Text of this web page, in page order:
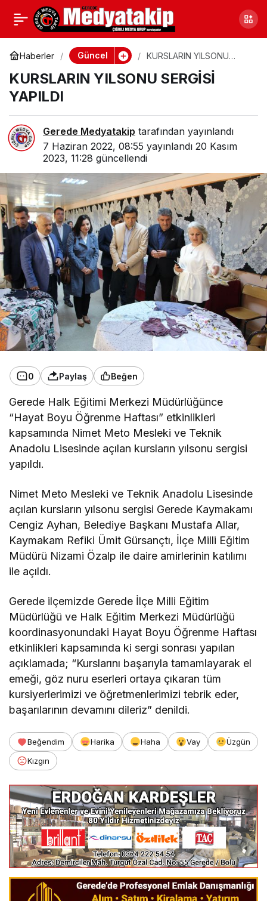
Haberler Güncel
KURSLARIN YILSONU
KURSLARIN YILSONU SERGİSİ
YAPILDI
Gerede Medyatakip tarafından yayınlandı
7 Haziran 2022, 08:55 yayınlandı 20 Kasım
2023, 11:28 güncellendi
0 Paylaş Beğen
Gerede Halk Eğitimi Merkezi Müdürlüğünce
“Hayat Boyu Öğrenme Haftası” etkinlikleri
kapsamında Nimet Meto Mesleki ve Teknik
Anadolu Lisesinde açılan kursların yılsonu sergisi
yapıldı.
Nimet Meto Mesleki ve Teknik Anadolu Lisesinde
açılan kursların yılsonu sergisi Gerede Kaymakamı
Cengiz Ayhan, Belediye Başkanı Mustafa Allar,
Kaymakam Refiki Ümit Gürsançtı, İlçe Milli Eğitim
Müdürü Nizami Özalp ile daire amirlerinin katılımı
ile açıldı.
Gerede ilçemizde Gerede İlçe Milli Eğitim
Müdürlüğü ve Halk Eğitim Merkezi Müdürlüğü
koordinasyonundaki Hayat Boyu Öğrenme Haftası
etkinlikleri kapsamında ki sergi sonrası yapılan
açıklamada; “Kurslarını başarıyla tamamlayarak el
emeği, göz nuru eserleri ortaya çıkaran tüm
kursiyerlerimizi ve öğretmenlerimizi tebrik eder,
başarılarının devamını dileriz” denildi.
Beğendim Harika Haha Vay
Üzgün
Kızgın
GEREDE TSO’DA İLK
YARDIM KURSU
Paylaş